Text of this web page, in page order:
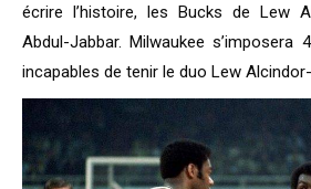
écrire l’histoire, les Bucks de Lew
Abdul-Jabbar. Milwaukee s’imposera
incapables de tenir le duo Lew